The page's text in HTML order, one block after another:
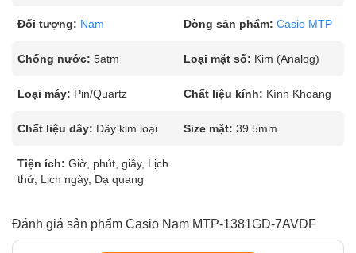
Đối tượng: Nam Dòng sản phẩm: Casio MTP
Chống nước: 5atm Loại mặt số: Kim (Analog)
Loại máy: Pin/Quartz Chất liệu kính: Kính Khoáng
Chất liệu dây: Dây kim loại Size mặt: 39.5mm
Tiện ích: Giờ, phút, giây, Lịch
thứ, Lịch ngày, Dạ quang
Đánh giá sản phẩm Casio Nam MTP-1381GD-7AVDF